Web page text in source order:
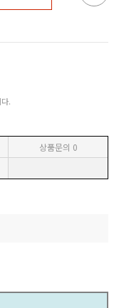
.
상품문의 0